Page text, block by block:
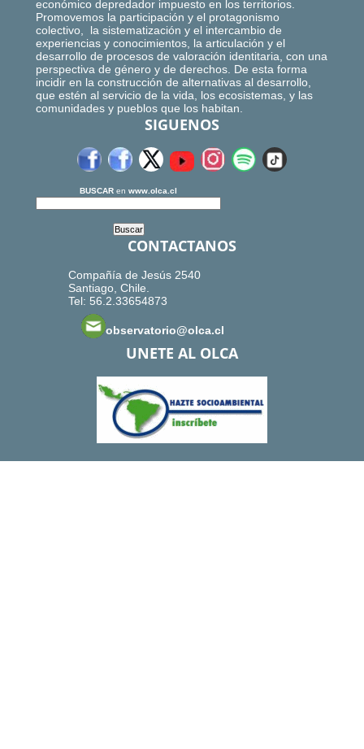
económico depredador impuesto en los territorios.
Promovemos la participación y el protagonismo
colectivo, la sistematización y el intercambio de
experiencias y conocimientos, la articulación y el
desarrollo de procesos de valoración identitaria, con una
perspectiva de género y de derechos. De esta forma
incidir en la construcción de alternativas al desarrollo,
que estén al servicio de la vida, los ecosistemas, y las
comunidades y pueblos que los habitan.
SIGUENOS
BUSCAR en www.olca.cl
CONTACTANOS
Compañía de Jesús 2540
Santiago, Chile.
Tel: 56.2.33654873
observatorio@olca.cl
UNETE AL OLCA